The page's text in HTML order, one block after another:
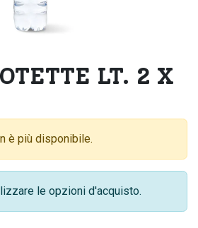
LT. 2 X
è più disponibile.
le opzioni d'acquisto.